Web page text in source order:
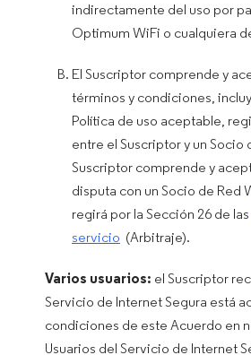
indirectamente del uso por
Optimum WiFi o cualquiera
El Suscriptor comprende y
términos y condiciones,
Política de uso aceptable,
entre el Suscriptor y un Socio
Suscriptor comprende y
disputa con un Socio de Red
regirá por la Sección 26 de las
servicio (Arbitraje).
Varios usuarios: el Suscriptor
Servicio de Internet Segura está
condiciones de este Acuerdo en
Usuarios del Servicio de Internet